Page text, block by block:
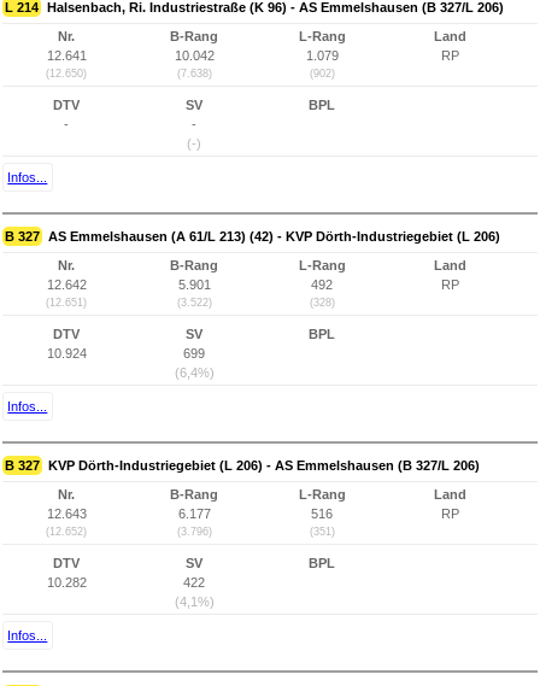
L 214 Halsenbach, Ri. Industriestraße (K 96) - AS Emmelshausen (B 327/L 206)
Nr.
12.641
(12.650)
B-Rang
10.042
(7.638)
L-Rang
1.079
(902)
Land
RP
DTV
-
SV
-
(-)
BPL
Infos...
B 327 AS Emmelshausen (A 61/L 213) (42) - KVP Dörth-Industriegebiet (L 206)
Nr.
12.642
(12.651)
B-Rang
5.901
(3.522)
L-Rang
492
(328)
Land
RP
DTV
10.924
SV
699
(6,4%)
BPL
Infos...
B 327 KVP Dörth-Industriegebiet (L 206) - AS Emmelshausen (B 327/L 206)
Nr.
12.643
(12.652)
B-Rang
6.177
(3.796)
L-Rang
516
(351)
Land
RP
DTV
10.282
SV
422
(4,1%)
BPL
Infos...